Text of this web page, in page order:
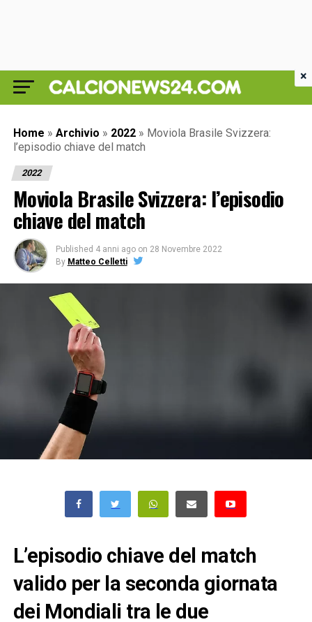
Home » Archivio » 2022 » Moviola Brasile Svizzera:
l’episodio chiave del match
2022
Moviola Brasile Svizzera: l’episodio
chiave del match
Published 4 anni ago on 28 Novembre 2022
By Matteo Celletti
L’episodio chiave del match
valido per la seconda giornata
dei Mondiali tra le due
×